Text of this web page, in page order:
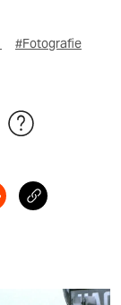
#Fotografie